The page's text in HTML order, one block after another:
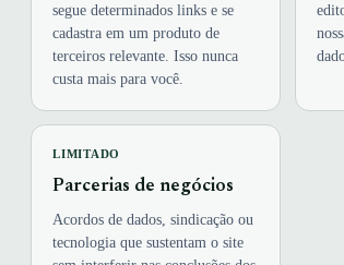
segue determinados links e se
cadastra em um produto de
terceiros relevante. Isso nunca
custa mais para você.
LIMITADO
Parcerias de negócios
Acordos de dados, sindicação ou
tecnologia que sustentam o site